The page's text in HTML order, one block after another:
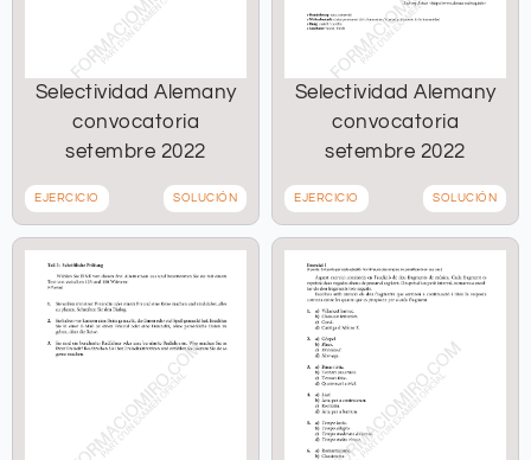
Selectividad Alemany
convocatoria
setembre 2022
EJERCICIO SOLUCIÓN
Selectividad Alemany
convocatoria
setembre 2022
EJERCICIO SOLUCIÓN